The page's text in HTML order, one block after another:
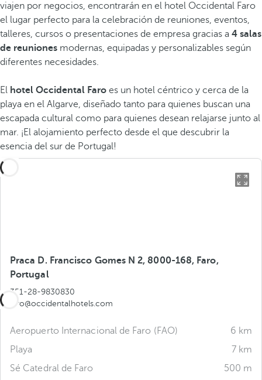
viajen por negocios, encontrarán en el hotel Occidental Faro
el lugar perfecto para la celebración de reuniones, eventos,
talleres, cursos o presentaciones de empresa gracias a 4 salas
de reuniones modernas, equipadas y personalizables según
diferentes necesidades.
El hotel Occidental Faro es un hotel céntrico y cerca de la
playa en el Algarve, diseñado tanto para quienes buscan una
escapada cultural como para quienes desean relajarse junto al
mar. ¡El alojamiento perfecto desde el que descubrir la
esencia del sur de Portugal!
Praca D. Francisco Gomes N 2, 8000-168, Faro,
Portugal
351-28-9830830
faro@occidentalhotels.com
Aeropuerto Internacional de Faro (FAO)
6 km
Playa
7 km
Sé Catedral de Faro
500 m